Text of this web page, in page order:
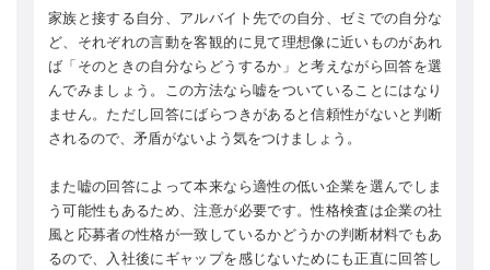
家族と接する自分、アルバイト先での自分、ゼミでの自分な
ど、それぞれの言動を客観的に見て理想像に近いものがあれ
ば「そのときの自分ならどうするか」と考えながら回答を選
んでみましょう。この方法なら嘘をついていることにはなり
ません。ただし回答にばらつきがあると信頼性がないと判断
されるので、矛盾がないよう気をつけましょう。
また嘘の回答によって本来なら適性の低い企業を選んでしま
う可能性もあるため、注意が必要です。性格検査は企業の社
風と応募者の性格が一致しているかどうかの判断材料でもあ
るので、入社後にギャップを感じないためにも正直に回答し